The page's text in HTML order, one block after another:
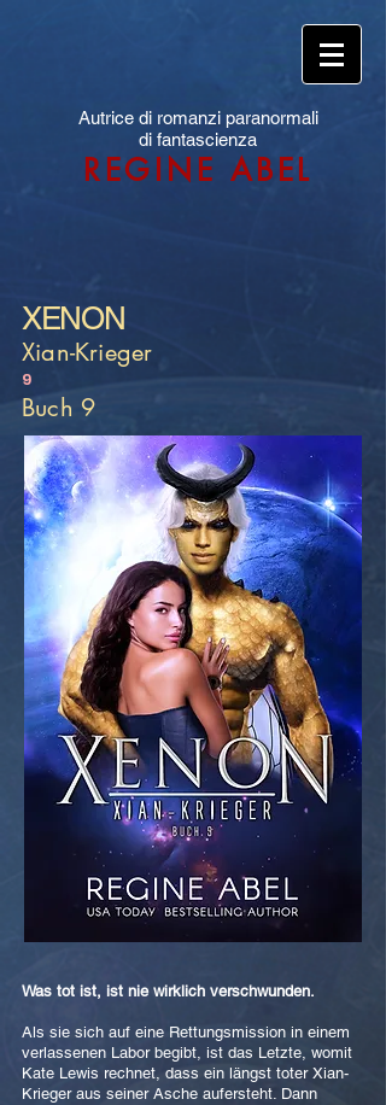
Autrice di romanzi paranormali
di fantascienza
REGINE ABEL
XENON
Xian-Krieger
9
Buch 9
Was tot ist, ist nie wirklich verschwunden.
Als sie sich auf eine Rettungsmission in einem
verlassenen Labor begibt, ist das Letzte, womit
Kate Lewis rechnet, dass ein längst toter Xian-
Krieger aus seiner Asche aufersteht. Dann